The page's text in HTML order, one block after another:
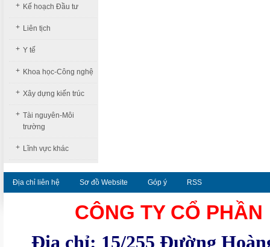
+ Kế hoạch Đầu tư
+ Liên tịch
+ Y tế
+ Khoa học-Công nghệ
+ Xây dựng kiến trúc
+ Tài nguyên-Môi
trường
+ Lĩnh vực khác
Địa chỉ liên hệ Sơ đồ Website Góp ý RSS
CÔNG TY CỔ
Địa chỉ: 15/255 Đường